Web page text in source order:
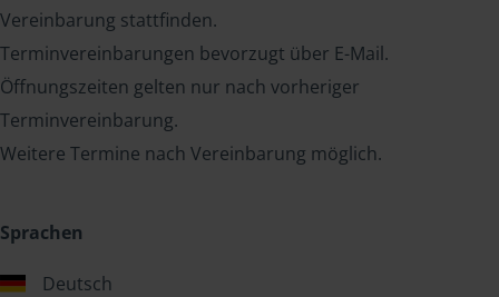
Vereinbarung stattfinden.
Terminvereinbarungen bevorzugt über E-Mail.
Öffnungszeiten gelten nur nach vorheriger
Terminvereinbarung.
Weitere Termine nach Vereinbarung möglich.
Sprachen
Deutsch